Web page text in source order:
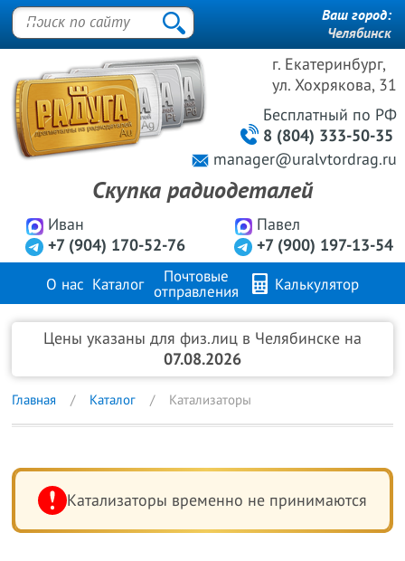
г. Екатеринбург,
ул. Хохрякова, 31
Иван
+7 (904) 170-52-76
Павел
+7 (900) 197-13-54
Бесплатный по РФ
8 (804) 333-50-35
manager@uralvtordrag.ru
Скупка радиодеталей
Ваш город:
Челябинск
О нас Каталог
Почтовые
отправления
Калькулятор
Продажа металлов Контакты
Цены указаны для физ.лиц в Челябинске на
07.08.2026
Главная Каталог Катализаторы
Катализаторы временно не принимаются